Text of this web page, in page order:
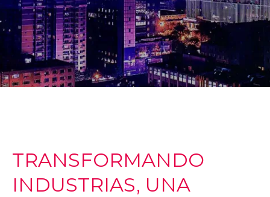
TRANSFORMANDO
INDUSTRIAS, UNA